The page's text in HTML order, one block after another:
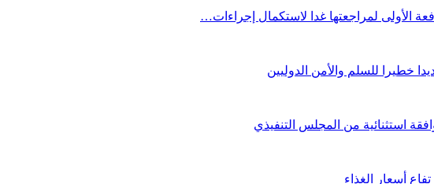
الأولى لمراجعتها غدا لاستكمال إجراءات…
خطيرا للسلم والأمن الدوليين
استثنائية من المجلس التنفيذي
أسعار الغذاء